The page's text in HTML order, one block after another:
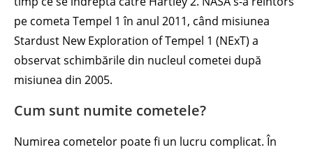
pe cometa Tempel 1 în anul 2011, când misiunea
Stardust New Exploration of Tempel 1 (NExT) a
observat schimbările din nucleul cometei după
misiunea din 2005.
Cum sunt numite cometele?
Numirea cometelor poate fi un lucru complicat. În